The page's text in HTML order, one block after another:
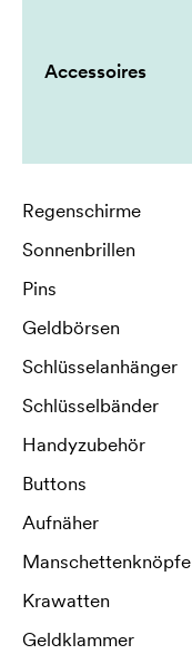
Accessoires
Regenschirme
Sonnenbrillen
Pins
Geldbörsen
Schlüsselanhänger
Schlüsselbänder
Handyzubehör
Buttons
Aufnäher
Manschettenknöpfe
Krawatten
Geldklammer